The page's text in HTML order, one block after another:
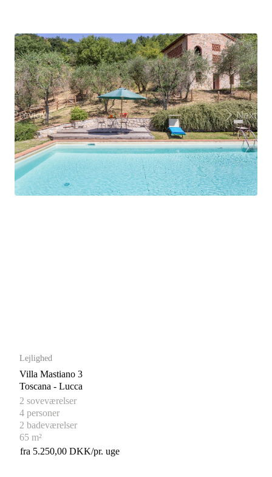
Previous Next
Lejlighed
Villa Mastiano 3
Toscana - Lucca
2 soveværelser
4 personer
2 badeværelser
65 m²
fra 5.250,00 DKK/pr. uge